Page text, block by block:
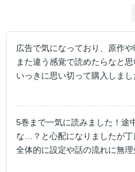
広告で気になっており、原作
また違う感覚で読めたらなと
いっきに思い切って購入しまし
5巻まで一気に読みました！途
な…？と心配になりましたが丁
全体的に設定や話の流れに無理
ンポも良いし、映画化するの